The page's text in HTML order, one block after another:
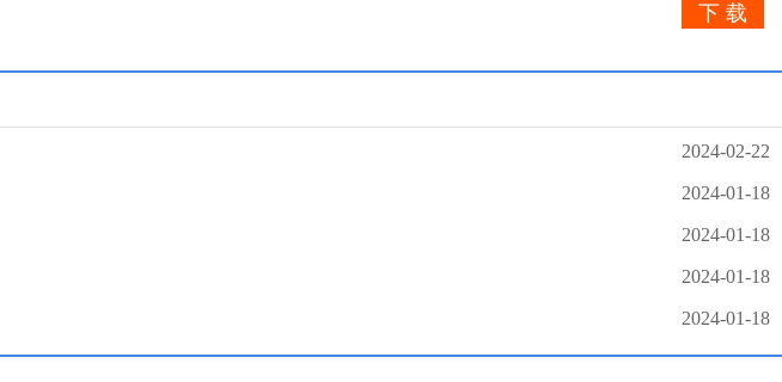
下 载
2024-02-22
2024-01-18
2024-01-18
2024-01-18
2024-01-18